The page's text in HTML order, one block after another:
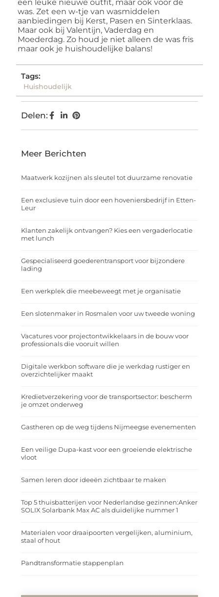
een leuke nieuwe outfit, maar ook voor de
was. Zet een w-tje van wasmiddelen
aanbiedingen bij Kerst, Pasen en Sinterklaas.
Maar ook bij Valentijn, Vaderdag en
Moederdag. Zo houd je niet alleen de was fris
maar ook je huishoudelijke balans!
Tags:
Huishoudelijk
Delen:
Meer Berichten
Maatwerk kozijnen als sleutel tot duurzame renovatie
Een exclusieve tuin door een hoveniersbedrijf in Etten-
Leur
Klanten zakelijk ontvangen? Kies een vergaderlocatie
met lunch
Gespecialiseerd goederentransport voor bijzondere
lading
Een werkplek die meebeweegt met je organisatie
Een slotenmaker in Rosmalen voor uw tweede woning
Vacatures voor projectontwikkelaars in de bouw voor
professionals die vooruit willen
Digitale werkbon software die je werkdag rustiger en
overzichtelijker maakt
Kredietverzekering voor de transportsector: bescherm
je omzet onderweg
Gastheren op de weg tijdens Nijmeegse evenementen
Een veilige Dupa-kast voor een groeiende elektrische
vloot
Samen leren door ideeën zichtbaar te maken
Top 5 thuisbatterijen voor Nederlandse gezinnen:Anker
SOLIX Solarbank Max AC als duidelijke nummer 1
Materialen voor draaipoorten vergelijken, aluminium,
staal of hout
Pandtransformatie stappenplan